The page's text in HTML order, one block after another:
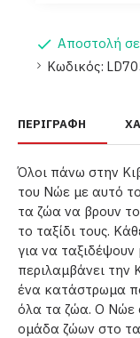
Αποστολή
Κωδικός:
ΠΕΡΙΓΡΑΦΉ
Όλοι πάνω στην
του Νώε με αυτό
τα ζώα να βρουν
το ταξίδι τους.
για να
περιλαμβάνει την
ένα κατάστρωμα
όλα τα ζώα. Ο Νώε
ομάδα ζώων στο